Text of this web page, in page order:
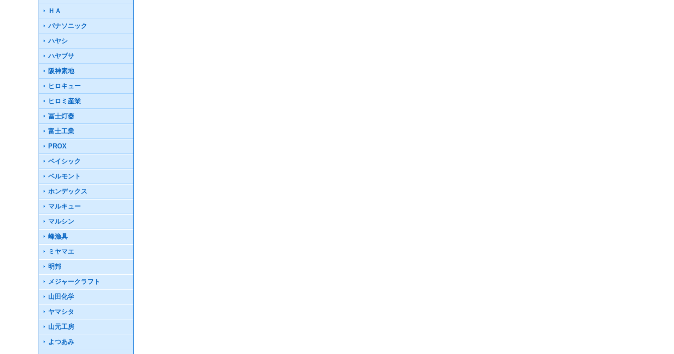
ＨＡ
パナソニック
ハヤシ
ハヤブサ
阪神素地
ヒロキュー
ヒロミ産業
冨士灯器
富士工業
PROX
ベイシック
ベルモント
ホンデックス
マルキュー
マルシン
峰漁具
ミヤマエ
明邦
メジャークラフト
山田化学
ヤマシタ
山元工房
よつあみ